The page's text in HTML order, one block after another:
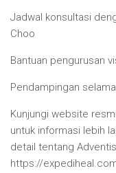
Jadwal konsultasi
Choo
Bantuan pengurusan
Pendampingan
Kunjungi website
untuk informasi lebih
detail tentang
https://